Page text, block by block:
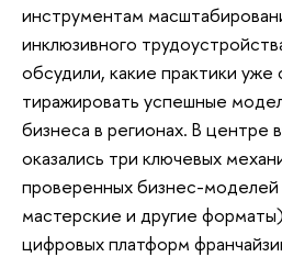
инструментам
инклюзивного
обсудили, какие практики уже
тиражировать успешные
бизнеса в регионах. В центре
оказались три ключевых
проверенных бизнес-
мастерские и другие
цифровых платформ